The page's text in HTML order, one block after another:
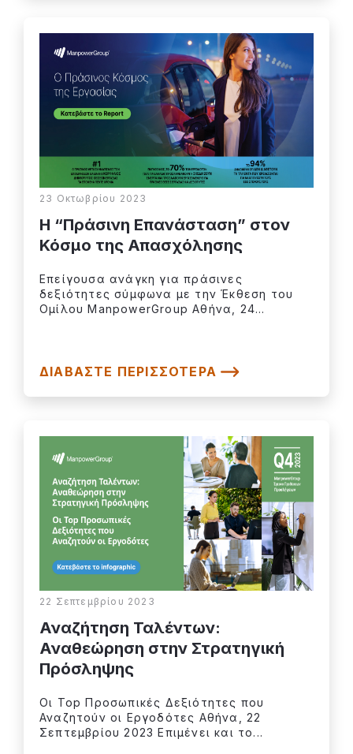
23 Οκτωβρίου 2023
Η “Πράσινη Επανάσταση” στον
Κόσμο της Απασχόλησης
Επείγουσα ανάγκη για πράσινες
δεξιότητες σύμφωνα με την Έκθεση του
Ομίλου ManpowerGroup Αθήνα, 24...
ΔΙΑΒΆΣΤΕ ΠΕΡΙΣΣΌΤΕΡΑ
22 Σεπτεμβρίου 2023
Αναζήτηση Ταλέντων:
Αναθεώρηση στην Στρατηγική
Πρόσληψης
Οι Top Προσωπικές Δεξιότητες που
Αναζητούν οι Εργοδότες Αθήνα, 22
Σεπτεμβρίου 2023 Επιμένει και το...